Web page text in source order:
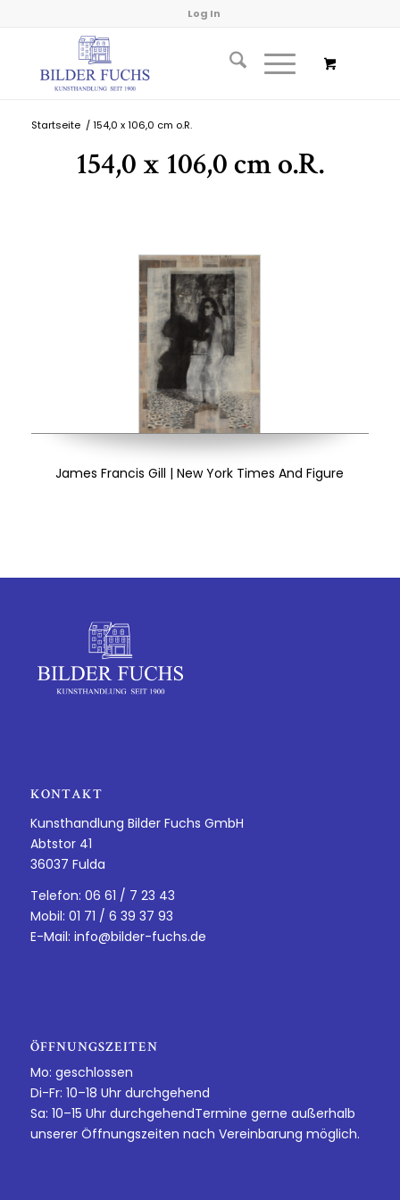
Log In
Startseite / 154,0 x 106,0 cm o.R.
154,0 x 106,0 cm o.R.
James Francis Gill | New York Times And Figure
KONTAKT
Kunsthandlung Bilder Fuchs GmbH
Abtstor 41
36037 Fulda
Telefon: 06 61 / 7 23 43
Mobil: 01 71 / 6 39 37 93
E-Mail: info@bilder-fuchs.de
ÖFFNUNGSZEITEN
Mo: geschlossen
Di-Fr: 10–18 Uhr durchgehend
Sa: 10–15 Uhr durchgehendTermine gerne außerhalb
unserer Öffnungszeiten nach Vereinbarung möglich.